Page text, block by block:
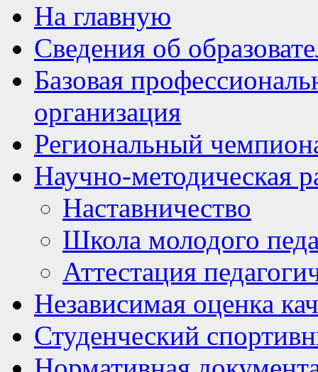
На главную
Сведения об
Базовая
организация
Региональный
Научно-методическая
Наставничество
Школа молодого
Аттестация
Независимая оценка
Студенческий